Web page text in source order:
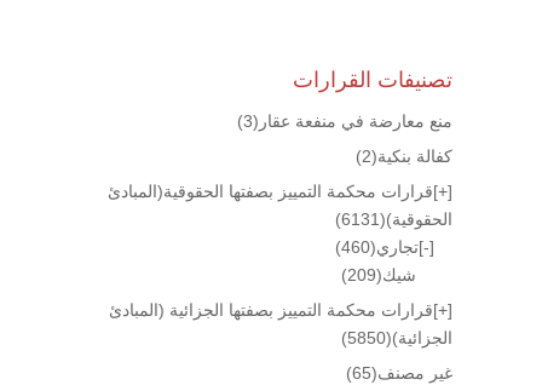
تصنيفات القرارات
منع معارضة في منفعة عقار (3)
كفالة بنكية(2)
[+]قرارات محكمة التمييز بصفتها الحقوقية(المبادئ
الحقوقية)(6131)
[-]تجاري(460)
شيك(209)
[+]قرارات محكمة التمييز بصفتها الجزائية (المبادئ
الجزائية)(5850)
غير مصنف(65)